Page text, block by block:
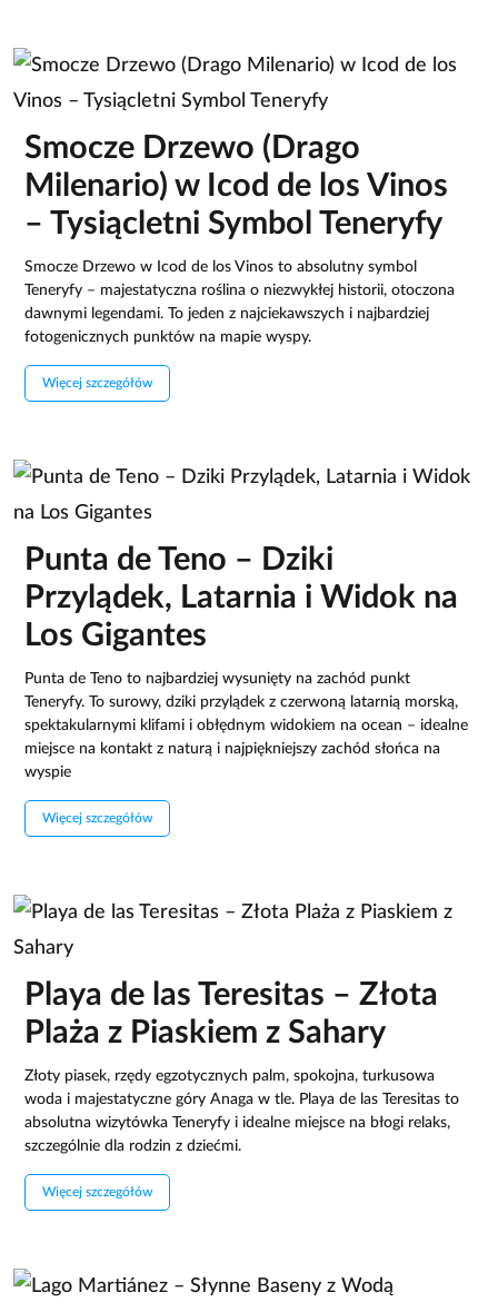
Smocze Drzewo (Drago
Milenario) w Icod de los Vinos
– Tysiącletni Symbol Teneryfy
Smocze Drzewo w Icod de los Vinos to absolutny symbol
Teneryfy – majestatyczna roślina o niezwykłej historii, otoczona
dawnymi legendami. To jeden z najciekawszych i najbardziej
fotogenicznych punktów na mapie wyspy.
Więcej szczegółów
Punta de Teno – Dziki
Przylądek, Latarnia i Widok na
Los Gigantes
Punta de Teno to najbardziej wysunięty na zachód punkt
Teneryfy. To surowy, dziki przylądek z czerwoną latarnią morską,
spektakularnymi klifami i obłędnym widokiem na ocean – idealne
miejsce na kontakt z naturą i najpiękniejszy zachód słońca na
wyspie
Więcej szczegółów
Playa de las Teresitas – Złota
Plaża z Piaskiem z Sahary
Złoty piasek, rzędy egzotycznych palm, spokojna, turkusowa
woda i majestatyczne góry Anaga w tle. Playa de las Teresitas to
absolutna wizytówka Teneryfy i idealne miejsce na błogi relaks,
szczególnie dla rodzin z dziećmi.
Więcej szczegółów